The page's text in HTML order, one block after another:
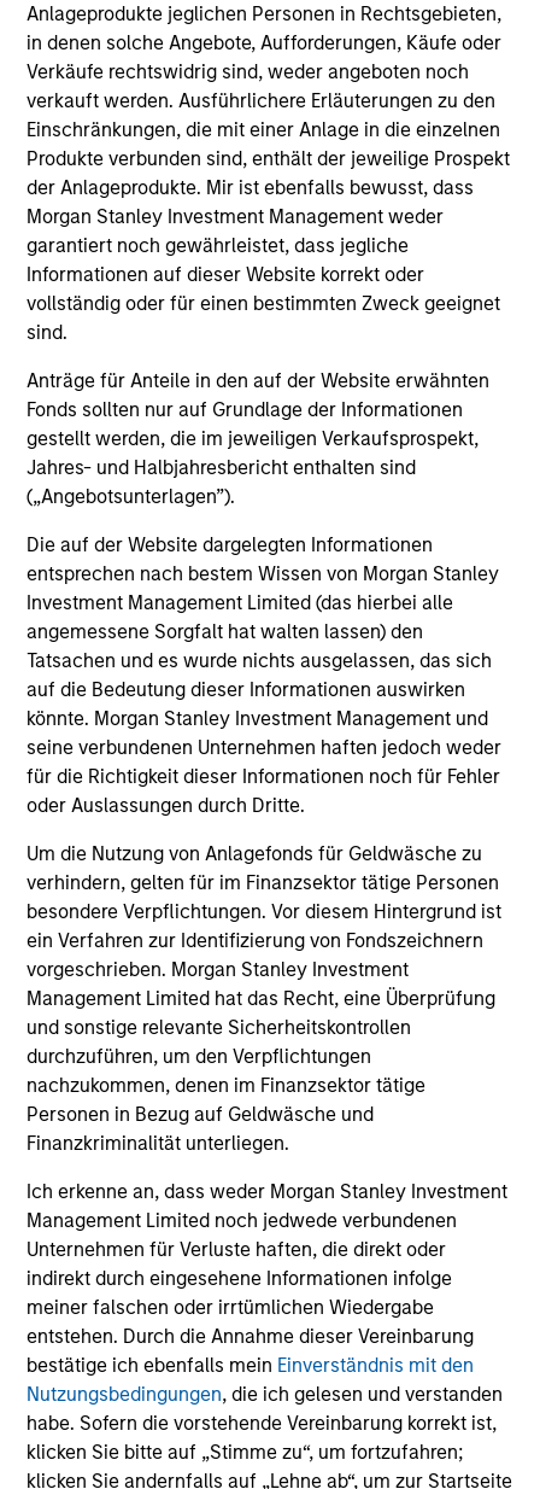
Anlageprodukte jeglichen Personen in Rechtsgebieten,
in denen solche Angebote, Aufforderungen, Käufe oder
Verkäufe rechtswidrig sind, weder angeboten noch
verkauft werden. Ausführlichere Erläuterungen zu den
Einschränkungen, die mit einer Anlage in die einzelnen
Produkte verbunden sind, enthält der jeweilige Prospekt
der Anlageprodukte. Mir ist ebenfalls bewusst, dass
Morgan Stanley Investment Management weder
garantiert noch gewährleistet, dass jegliche
Informationen auf dieser Website korrekt oder
vollständig oder für einen bestimmten Zweck geeignet
sind.
Anträge für Anteile in den auf der Website erwähnten
Fonds sollten nur auf Grundlage der Informationen
gestellt werden, die im jeweiligen Verkaufsprospekt,
Jahres- und Halbjahresbericht enthalten sind
(„Angebotsunterlagen”).
Die auf der Website dargelegten Informationen
entsprechen nach bestem Wissen von Morgan Stanley
Investment Management Limited (das hierbei alle
angemessene Sorgfalt hat walten lassen) den
Tatsachen und es wurde nichts ausgelassen, das sich
auf die Bedeutung dieser Informationen auswirken
könnte. Morgan Stanley Investment Management und
seine verbundenen Unternehmen haften jedoch weder
für die Richtigkeit dieser Informationen noch für Fehler
oder Auslassungen durch Dritte.
Um die Nutzung von Anlagefonds für Geldwäsche zu
verhindern, gelten für im Finanzsektor tätige Personen
besondere Verpflichtungen. Vor diesem Hintergrund ist
ein Verfahren zur Identifizierung von Fondszeichnern
vorgeschrieben. Morgan Stanley Investment
Management Limited hat das Recht, eine Überprüfung
und sonstige relevante Sicherheitskontrollen
durchzuführen, um den Verpflichtungen
nachzukommen, denen im Finanzsektor tätige
Personen in Bezug auf Geldwäsche und
Finanzkriminalität unterliegen.
Ich erkenne an, dass weder Morgan Stanley Investment
Management Limited noch jedwede verbundenen
Unternehmen für Verluste haften, die direkt oder
indirekt durch eingesehene Informationen infolge
meiner falschen oder irrtümlichen Wiedergabe
entstehen. Durch die Annahme dieser Vereinbarung
bestätige ich ebenfalls mein Einverständnis mit den
Nutzungsbedingungen, die ich gelesen und verstanden
habe. Sofern die vorstehende Vereinbarung korrekt ist,
klicken Sie bitte auf „Stimme zu“, um fortzufahren;
klicken Sie andernfalls auf „Lehne ab“, um zur Startseite
Resources
Our dedicated team offers client-focused
resources and expertise with technology-
based support and solutions.
Investment solutions
Strategies to meet a range of investor
cash-management needs – from liquidity
and money markets to ultra-short funds and
customized solutions.
Morgan Stanley Liquidity
Funds